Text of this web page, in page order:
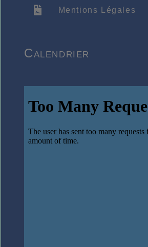
Mentions Légales
Calendrier